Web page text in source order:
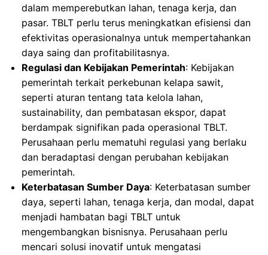
dalam memperebutkan lahan, tenaga kerja, dan
pasar. TBLT perlu terus meningkatkan efisiensi dan
efektivitas operasionalnya untuk mempertahankan
daya saing dan profitabilitasnya.
Regulasi dan Kebijakan Pemerintah: Kebijakan
pemerintah terkait perkebunan kelapa sawit,
seperti aturan tentang tata kelola lahan,
sustainability, dan pembatasan ekspor, dapat
berdampak signifikan pada operasional TBLT.
Perusahaan perlu mematuhi regulasi yang berlaku
dan beradaptasi dengan perubahan kebijakan
pemerintah.
Keterbatasan Sumber Daya: Keterbatasan sumber
daya, seperti lahan, tenaga kerja, dan modal, dapat
menjadi hambatan bagi TBLT untuk
mengembangkan bisnisnya. Perusahaan perlu
mencari solusi inovatif untuk mengatasi